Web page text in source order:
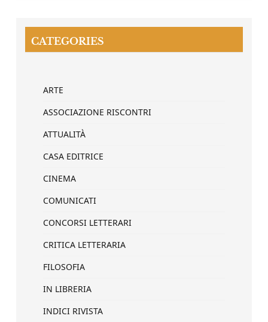
CATEGORIES
ARTE
ASSOCIAZIONE RISCONTRI
ATTUALITÀ
CASA EDITRICE
CINEMA
COMUNICATI
CONCORSI LETTERARI
CRITICA LETTERARIA
FILOSOFIA
IN LIBRERIA
INDICI RIVISTA